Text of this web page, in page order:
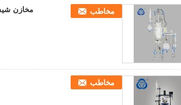
مخازن مخاطب
مخاطب